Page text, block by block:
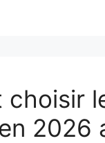
choisir
2026